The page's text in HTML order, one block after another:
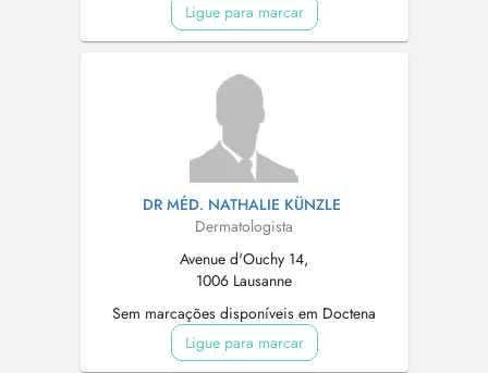
Ligue para marcar
DR MÉD. NATHALIE KÜNZLE
Dermatologista
Avenue d'Ouchy 14,
1006 Lausanne
Sem marcações disponíveis em Doctena
Ligue para marcar